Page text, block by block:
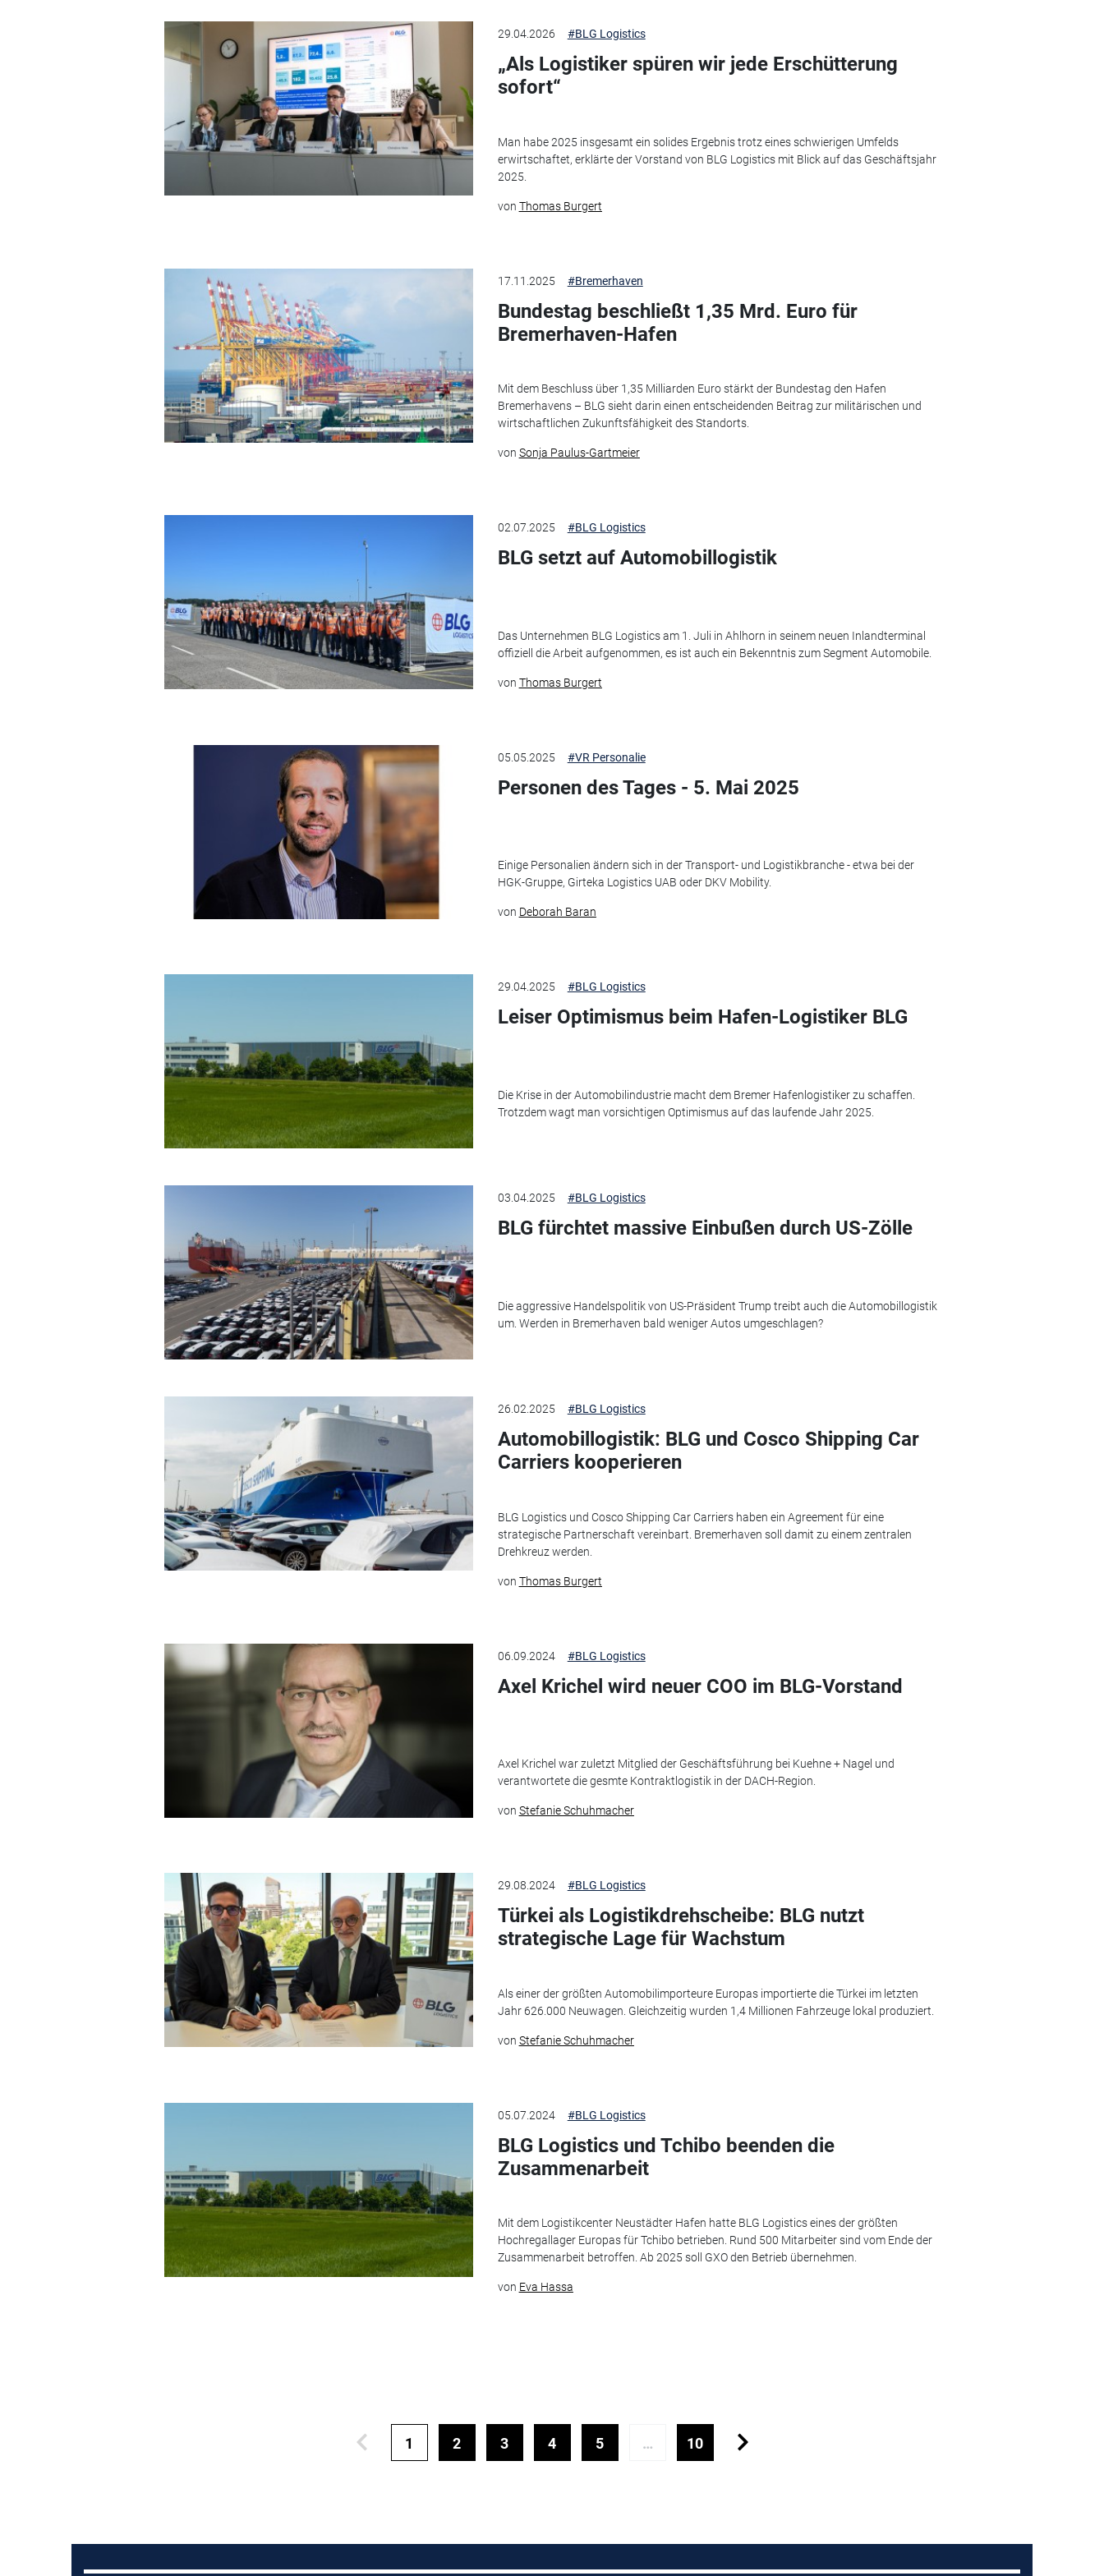
29.04.2026 #BLG Logistics
„Als Logistiker spüren wir jede Erschütterung
sofort“
Man habe 2025 insgesamt ein solides Ergebnis trotz eines schwierigen Umfelds
erwirtschaftet, erklärte der Vorstand von BLG Logistics mit Blick auf das Geschäftsjahr
2025.
von Thomas Burgert
17.11.2025 #Bremerhaven
Bundestag beschließt 1,35 Mrd. Euro für
Bremerhaven-Hafen
Mit dem Beschluss über 1,35 Milliarden Euro stärkt der Bundestag den Hafen
Bremerhavens – BLG sieht darin einen entscheidenden Beitrag zur militärischen und
wirtschaftlichen Zukunftsfähigkeit des Standorts.
von Sonja Paulus-Gartmeier
02.07.2025 #BLG Logistics
BLG setzt auf Automobillogistik
Das Unternehmen BLG Logistics am 1. Juli in Ahlhorn in seinem neuen Inlandterminal
offiziell die Arbeit aufgenommen, es ist auch ein Bekenntnis zum Segment Automobile.
von Thomas Burgert
05.05.2025 #VR Personalie
Personen des Tages - 5. Mai 2025
Einige Personalien ändern sich in der Transport- und Logistikbranche - etwa bei der
HGK-Gruppe, Girteka Logistics UAB oder DKV Mobility.
von Deborah Baran
29.04.2025 #BLG Logistics
Leiser Optimismus beim Hafen-Logistiker BLG
Die Krise in der Automobilindustrie macht dem Bremer Hafenlogistiker zu schaffen.
Trotzdem wagt man vorsichtigen Optimismus auf das laufende Jahr 2025.
03.04.2025 #BLG Logistics
BLG fürchtet massive Einbußen durch US-Zölle
Die aggressive Handelspolitik von US-Präsident Trump treibt auch die Automobillogistik
um. Werden in Bremerhaven bald weniger Autos umgeschlagen?
26.02.2025 #BLG Logistics
Automobillogistik: BLG und Cosco Shipping Car
Carriers kooperieren
BLG Logistics und Cosco Shipping Car Carriers haben ein Agreement für eine
strategische Partnerschaft vereinbart. Bremerhaven soll damit zu einem zentralen
Drehkreuz werden.
von Thomas Burgert
06.09.2024 #BLG Logistics
Axel Krichel wird neuer COO im BLG-Vorstand
Axel Krichel war zuletzt Mitglied der Geschäftsführung bei Kuehne + Nagel und
verantwortete die gesmte Kontraktlogistik in der DACH-Region.
von Stefanie Schuhmacher
29.08.2024 #BLG Logistics
Türkei als Logistikdrehscheibe: BLG nutzt
strategische Lage für Wachstum
Als einer der größten Automobilimporteure Europas importierte die Türkei im letzten
Jahr 626.000 Neuwagen. Gleichzeitig wurden 1,4 Millionen Fahrzeuge lokal produziert.
von Stefanie Schuhmacher
05.07.2024 #BLG Logistics
BLG Logistics und Tchibo beenden die
Zusammenarbeit
Mit dem Logistikcenter Neustädter Hafen hatte BLG Logistics eines der größten
Hochregallager Europas für Tchibo betrieben. Rund 500 Mitarbeiter sind vom Ende der
Zusammenarbeit betroffen. Ab 2025 soll GXO den Betrieb übernehmen.
von Eva Hassa
1 2 3 4 5 … 10